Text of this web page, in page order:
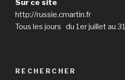
Sur ce site
http://russie.cmartin.fr
Tous les jours du 1er juillet au
RECHERCHER